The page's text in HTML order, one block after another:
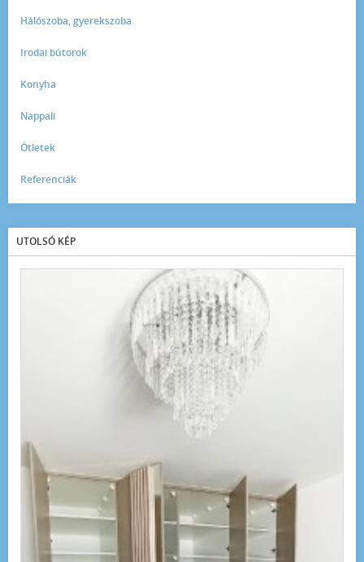
Hálószoba, gyerekszoba
Irodai bútorok
Konyha
Nappali
Ötletek
Referenciák
UTOLSÓ KÉP